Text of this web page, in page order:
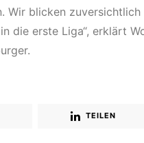
Wir blicken zuversichtlich
die erste Liga“, erklärt
TEILEN